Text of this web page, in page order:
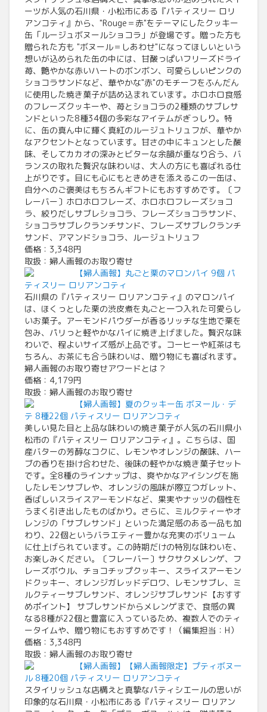
ーツが人気の石川県・小松市にある『パティスリー ロリ
アンコティ』から、"Rouge＝赤"をテーマにしたクッキー
缶「ルージュボヌールショコラ」が登場です。贈った方も
贈られた方も "ボヌール＝しあわせ"になってほしいという
想いが込められた缶の中には、甘酸っぱいフリーズドライ
苺、艶やかな赤いハートのボンボン、可愛らしいピンクの
ショコラサンドなど、華やかな"赤"のモチーフをふんだん
に使用した焼き菓子が詰め込まれています。ホロホロ食感
のフレーズクッキーや、苺とショコラの2種類のサブレサ
ンドといった8種34個の多彩なアイテムがぎっしり。特
に、缶の真ん中に輝く真紅のルージュトリュフが、華やか
なアクセントとなっています。甘さの中にキュンとした酸
味、そしてカカオの深みとビターな余韻が重なり合う、バ
ランスの取れた贅沢な味わいは、大人の方にも喜ばれる仕
上がりです。目にも心にもときめきを添えるこの一缶は、
自分へのご褒美はもちろんギフトにもおすすめです。〔フ
レーバー〕ホロホロフレーズ、ホロホロフレーズショコ
ラ、絞りだしサブレショコラ、フレーズショコラサンド、
ショコラサブレクランチサンド、フレーズサブレクランチ
サンド、アマンドショコラ、ルージュトリュフ
価格：3,348円
取扱：婦人画報のお取り寄せ
【婦人画報】丸ごと栗のマロンパイ 9個 パ
ティスリー ロリアンコティ
石川県の『パティスリー ロリアンコティ』のマロンパイ
は、ほくっとした栗の渋皮煮を丸ごと一つ入れた可愛らし
いお菓子。アーモンドパウダーが香るリッチな生地で栗を
包み、パリっと軽やかなパイに焼き上げました。贅沢な味
わいで、程よいサイズ感が上品です。コーヒーや紅茶はも
ちろん、お茶にも合う味わいは、贈り物にも喜ばれます。
婦人画報のお取り寄せアワードとは？
価格：4,179円
取扱：婦人画報のお取り寄せ
【婦人画報】夏のクッキー缶 ボヌール・デ
テ 8種22個 パティスリー ロリアンコティ
美しい見た目と上品な味わいの焼き菓子が人気の石川県小
松市の『パティスリー ロリアンコティ』。こちらは、国
産バターの芳醇なコクに、レモンやオレンジの酸味、ハー
ブの香りを掛け合わせた、後味の軽やかな焼き菓子セット
です。全8種のラインナップは、爽やかなアイシングを施
したレモンサブレや、オレンジの風味が際立つガレット、
香ばしいスライスアーモンドなど、果実やナッツの個性を
うまく引き出したものばかり。さらに、ミルクティーやオ
レンジの「サブレサンド」といった満足感のある一品も加
わり、22個というバラエティー豊かな充実のボリューム
に仕上げられています。この時期だけの特別な味わいを、
お楽しみください。〔フレーバー〕サクサクメレンゲ、フ
レーズボウル、チョコチップクッキー、スライスアーモン
ドクッキー、オレンジガレッドデロワ、レモンサブレ、ミ
ルクティーサブレサンド、オレンジサブレサンド【おすす
めポイント】 サブレサンドからメレンゲまで、食感の異
なる8種が22個と豊富に入っているため、複数人でのティ
ータイムや、贈り物にもおすすめです！（編集担当：H）
価格：3,348円
取扱：婦人画報のお取り寄せ
【婦人画報】【婦人画報限定】プティボヌー
ル 8種20個 パティスリー ロリアンコティ
スタイリッシュな店構えと真摯なパティシエールの思いが
印象的な石川県・小松市にある『パティスリー ロリアン